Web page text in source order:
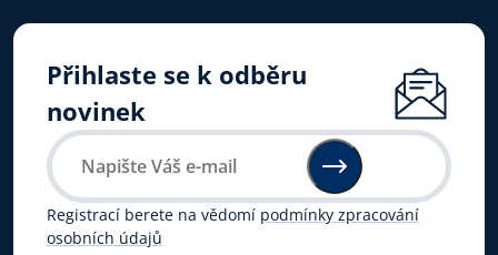
Přihlaste se k odběru
novinek
Registrací berete na vědomí podmínky zpracování
osobních údajů